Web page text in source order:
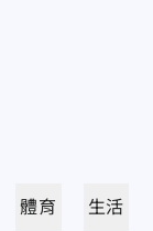
體育 生活